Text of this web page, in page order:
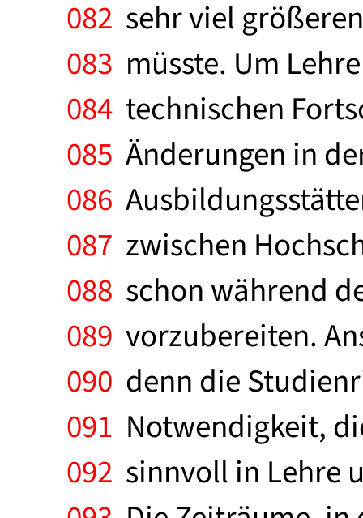
082 sehr viel
083 müsste. Um
084 technischen
085 Änderungen in
086
087 zwischen
088 schon während
089 vorzubereiten.
090 denn die
091 Notwendigkeit,
092 sinnvoll in Lehre